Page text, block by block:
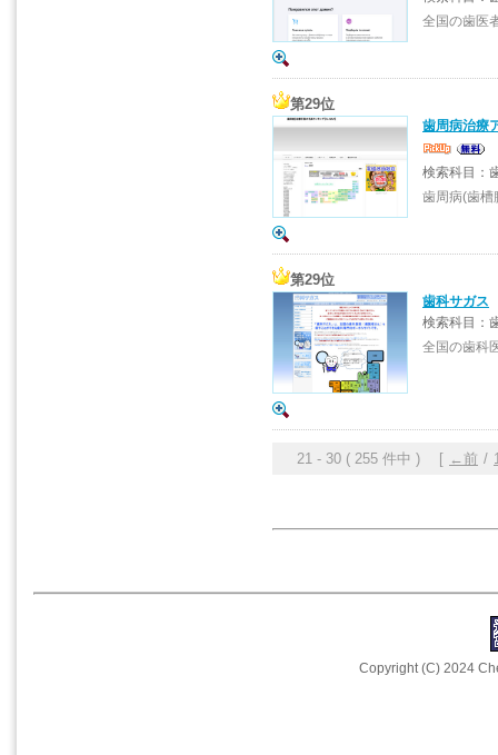
全国の歯医
第29位
歯周病治療
検索科目：
歯周病(歯槽
第29位
歯科サガス
検索科目：
全国の歯科
21 - 30 ( 255 件中 ) [ ←前 /
Copyright (C) 2024